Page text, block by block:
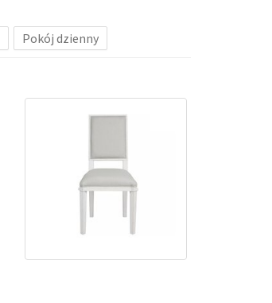
Pokój dzienny